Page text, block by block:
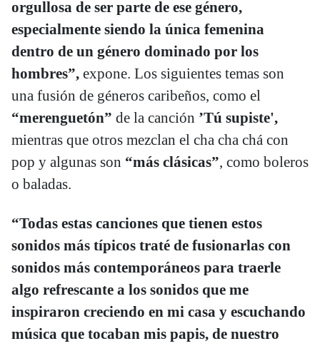
orgullosa de ser parte de ese género,
especialmente siendo la única femenina
dentro de un género dominado por los
hombres”, expone. Los siguientes temas son
una fusión de géneros caribeños, como el
“merenguetón” de la canción ’Tú supiste',
mientras que otros mezclan el cha cha chá con
pop y algunas son “más clásicas”, como boleros
o baladas.
“Todas estas canciones que tienen estos
sonidos más típicos traté de fusionarlas con
sonidos más contemporáneos para traerle
algo refrescante a los sonidos que me
inspiraron creciendo en mi casa y escuchando
música que tocaban mis papis, de nuestro